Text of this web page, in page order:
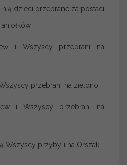
nią dzieci przebrane za postaci
i Wszyscy przebrani na
przebrani na zielono.
i Wszyscy przebrani na
Wszyscy przybyli na Orszak.